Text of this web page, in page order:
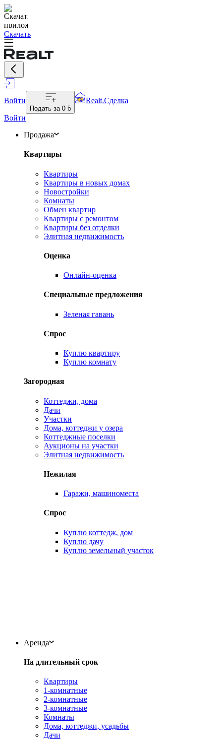
Скачать
Войти
Подать за 0 ƃ
Realt.Сделка
Войти
Продажа
Квартиры
Квартиры
Квартиры в новых домах
Новостройки
Комнаты
Обмен квартир
Квартиры с ремонтом
Квартиры без отделки
Элитная недвижимость
Оценка
Онлайн-оценка
Специальные предложения
Зеленая гавань
Спрос
Куплю квартиру
Куплю комнату
Загородная
Коттеджи, дома
Дачи
Участки
Дома, коттеджи у озера
Коттеджные поселки
Аукционы на участки
Элитная недвижимость
Нежилая
Гаражи, машиноместа
Спрос
Куплю коттедж, дом
Куплю дачу
Куплю земельный участок
Аренда
На длительный срок
Квартиры
1-комнатные
2-комнатные
3-комнатные
Комнаты
Дома, коттеджи, усадьбы
Дачи